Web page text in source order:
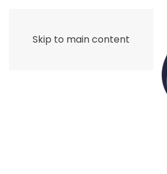
Skip to main content